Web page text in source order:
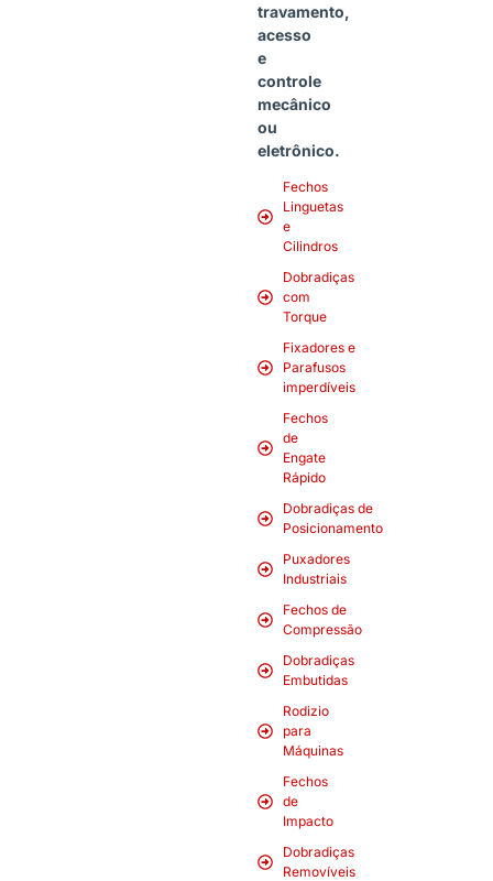
travamento,
acesso
e
controle
mecânico
ou
eletrônico.
Fechos
Linguetas
e
Cilindros
Dobradiças
com
Torque
Fixadores e
Parafusos
imperdíveis
Fechos
de
Engate
Rápido
Dobradiças de
Posicionamento
Puxadores
Industriais
Fechos de
Compressão
Dobradiças
Embutidas
Rodizio
para
Máquinas
Fechos
de
Impacto
Dobradiças
Removíveis